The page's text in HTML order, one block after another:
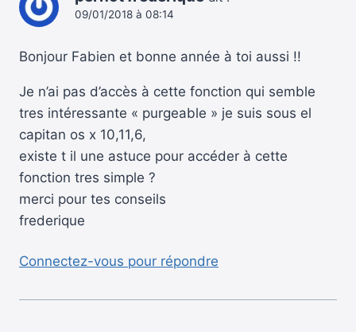
09/01/2018 à 08:14
Bonjour Fabien et bonne année à toi aussi !!
Je n’ai pas d’accès à cette fonction qui semble
tres intéressante « purgeable » je suis sous el
capitan os x 10,11,6,
existe t il une astuce pour accéder à cette
fonction tres simple ?
merci pour tes conseils
frederique
Connectez-vous pour répondre